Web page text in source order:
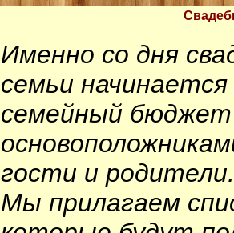
Именно со дня
семьи
семейный
гости и родители.
Мы прилагаем